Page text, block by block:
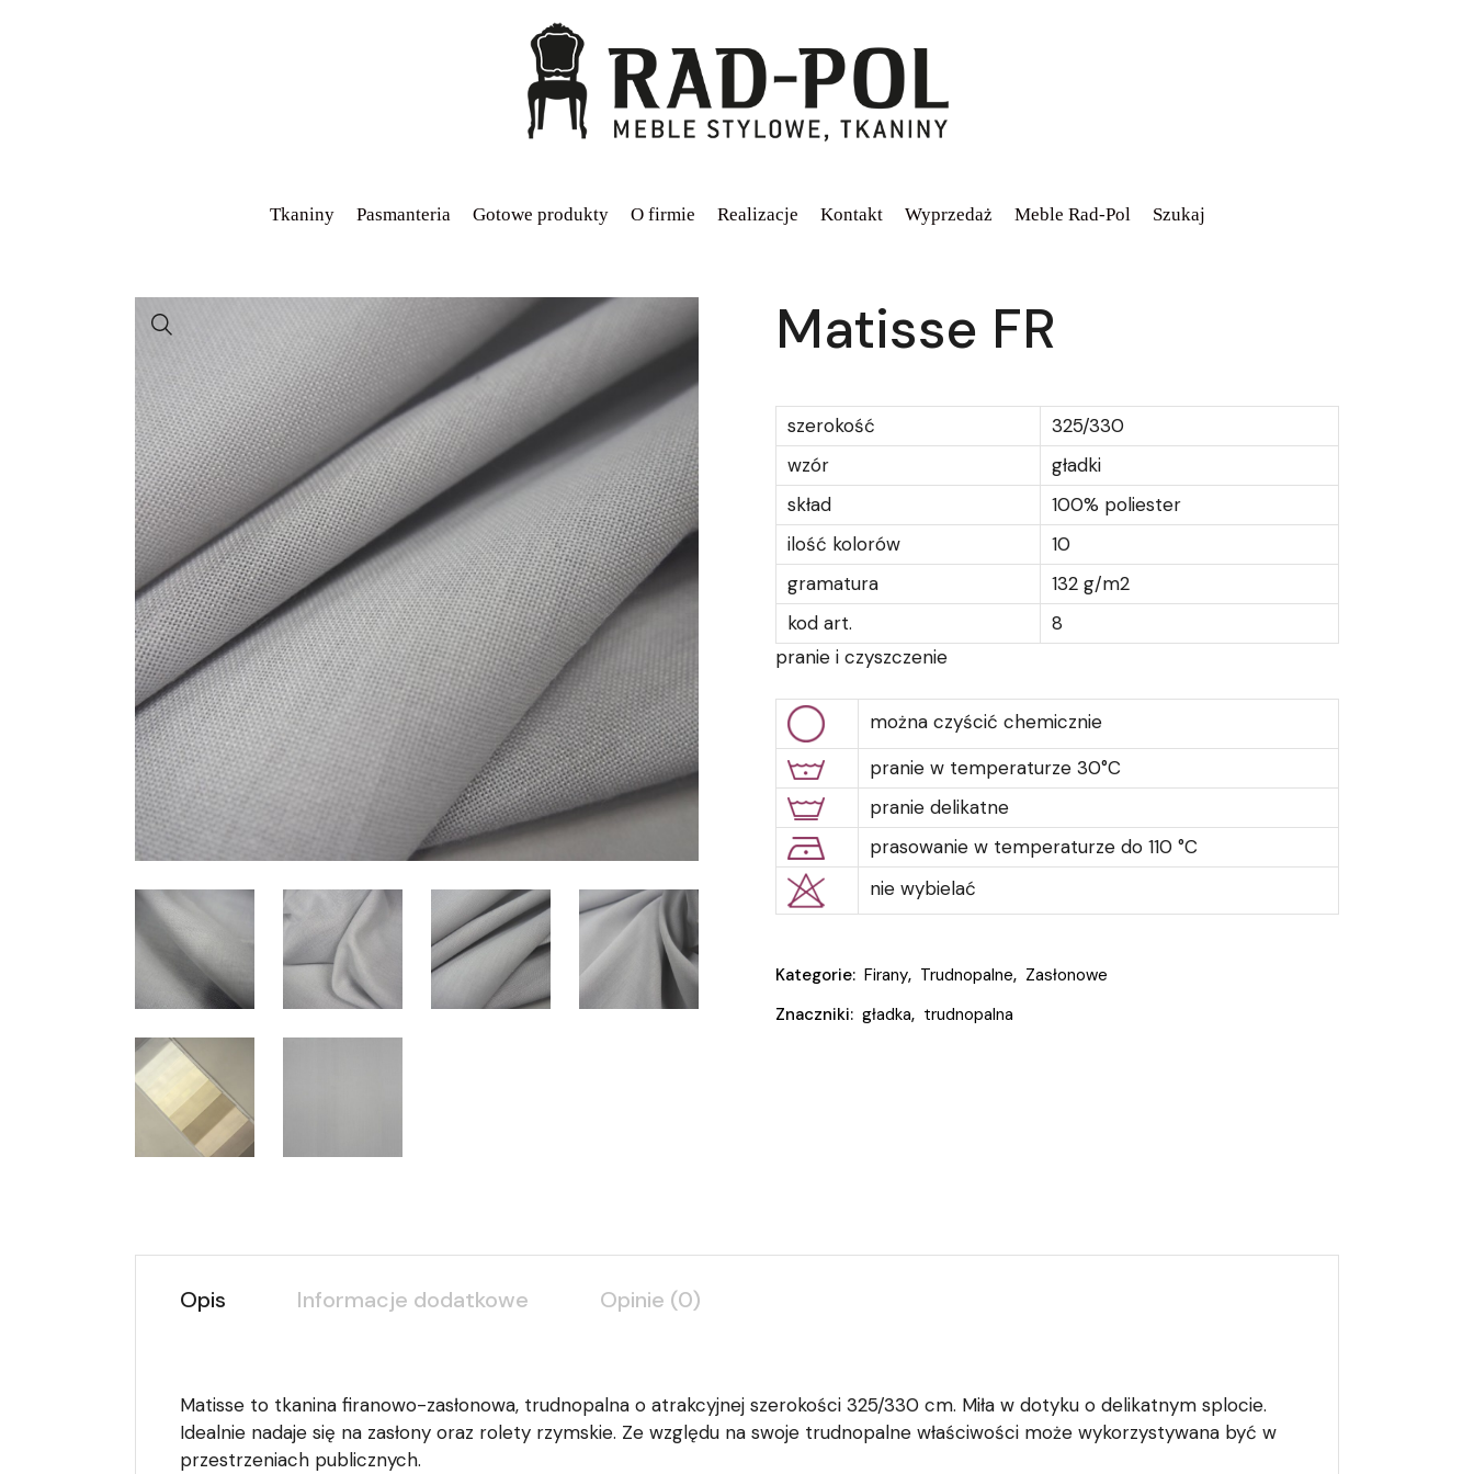
Tkaniny Pasmanteria Gotowe produkty O firmie Realizacje Kontakt Wyprzedaż Meble Rad-Pol Szukaj
Matisse FR
szerokość
325/330
wzór
gładki
skład
100% poliester
ilość kolorów
10
gramatura
132 g/m2
kod art.
8
pranie i czyszczenie
można czyścić chemicznie
pranie w temperaturze 30°C
pranie delikatne
prasowanie w temperaturze do 110 °C
nie wybielać
Kategorie: Firany, Trudnopalne, Zasłonowe
Znaczniki: gładka, trudnopalna
Opis Informacje dodatkowe Opinie (0)
Matisse to tkanina firanowo-zasłonowa, trudnopalna o atrakcyjnej szerokości 325/330 cm. Miła w dotyku o delikatnym splocie.
Idealnie nadaje się na zasłony oraz rolety rzymskie. Ze względu na swoje trudnopalne właściwości może wykorzystywana być w
przestrzeniach publicznych.